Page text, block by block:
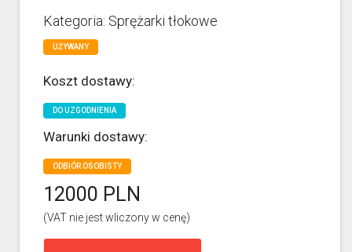
Kategoria: Sprężarki tłokowe
UŻYWANY
Koszt dostawy:
DO UZGODNIENIA
Warunki dostawy:
ODBIÓR OSOBISTY
12000 PLN
(VAT nie jest wliczony w cenę)